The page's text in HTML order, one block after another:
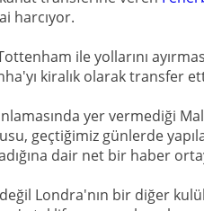
harcıyor.
ile yollarını
kiralık olarak transfer
yer vermediği
geçtiğimiz günlerde
dair net bir haber
Londra'nın bir diğer